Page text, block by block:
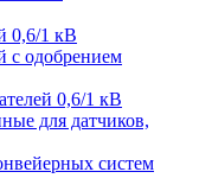
0,6/1 кВ
с одобрением
0,6/1 кВ
для датчиков,
систем